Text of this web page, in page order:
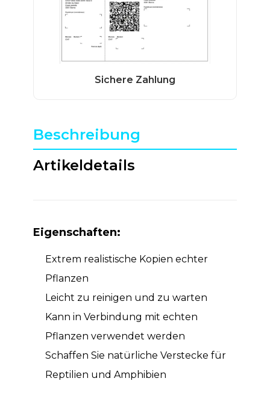
Beschreibung
Artikeldetails
Eigenschaften:
Extrem realistische Kopien echter
Pflanzen
Leicht zu reinigen und zu warten
Kann in Verbindung mit echten
Pflanzen verwendet werden
Schaffen Sie natürliche Verstecke für
Reptilien und Amphibien